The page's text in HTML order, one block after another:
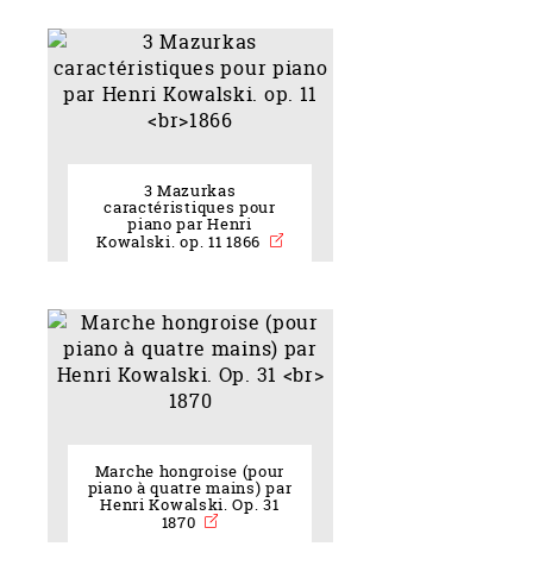
3 Mazurkas
caractéristiques pour
piano par Henri
Kowalski. op. 11 1866
Marche hongroise (pour
piano à quatre mains) par
Henri Kowalski. Op. 31
1870